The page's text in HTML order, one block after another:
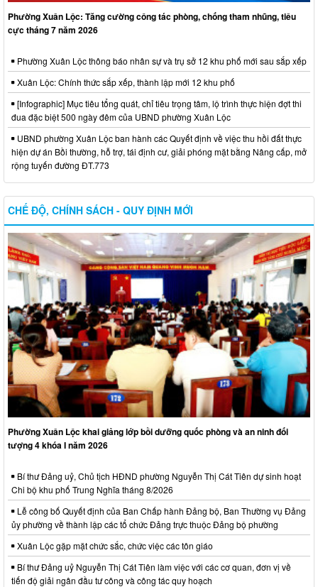
Phường Xuân Lộc: Tăng cường công tác phòng, chống tham nhũng, tiêu
cực tháng 7 năm 2026
Phường Xuân Lộc thông báo nhân sự và trụ sở 12 khu phố mới sau sắp xếp
Xuân Lộc: Chính thức sắp xếp, thành lập mới 12 khu phố
[Infographic] Mục tiêu tổng quát, chỉ tiêu trọng tâm, lộ trình thực hiện đợt thi
đua đặc biệt 500 ngày đêm của UBND phường Xuân Lộc
UBND phường Xuân Lộc ban hành các Quyết định về việc thu hồi đất thực
hiện dự án Bồi thường, hỗ trợ, tái định cư, giải phóng mặt bằng Nâng cấp, mở
rộng tuyến đường ĐT.773
CHẾ ĐỘ, CHÍNH SÁCH - QUY ĐỊNH MỚI
Phường Xuân Lộc khai giảng lớp bồi dưỡng quốc phòng và an ninh đối
tượng 4 khóa I năm 2026
Bí thư Đảng uỷ, Chủ tịch HĐND phường Nguyễn Thị Cát Tiên dự sinh hoạt
Chi bộ khu phố Trung Nghĩa tháng 8/2026
Lễ công bố Quyết định của Ban Chấp hành Đảng bộ, Ban Thường vụ Đảng
ủy phường về thành lập các tổ chức Đảng trực thuộc Đảng bộ phường
Xuân Lộc gặp mặt chức sắc, chức việc các tôn giáo
Bí thư Đảng uỷ Nguyễn Thị Cát Tiên làm việc với các cơ quan, đơn vị về
tiến độ giải ngân đầu tư công và công tác quy hoạch